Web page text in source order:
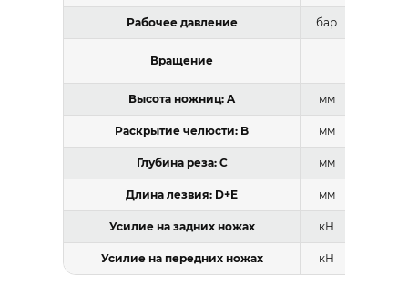
Рабочее давление бар
Вращение
Высота ножниц: A мм
Раскрытие челюсти: B мм
Глубина реза: C мм
Длина лезвия: D+E мм
Усилие на задних ножах кН
Усилие на передних ножах кН